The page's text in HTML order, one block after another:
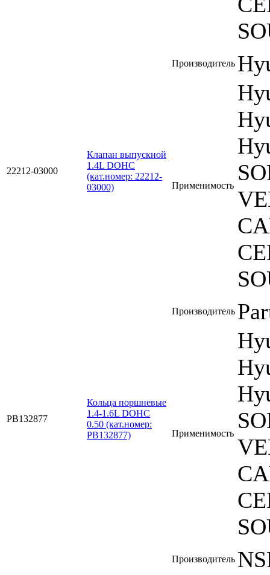
22212-03000
Клапан выпускной
1.4L DOHC
(кат.номер: 22212-
03000)
Производитель
Применимость
PB132877
Кольца поршневые
1.4-1.6L DOHC
0.50 (кат.номер:
PB132877)
Производитель
Применимость
Производитель